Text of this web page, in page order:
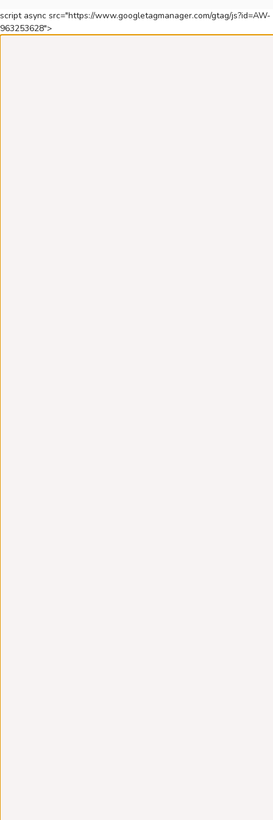
script async src="https://www.googletagmanager.com/gtag/js?id=AW-
963253628">